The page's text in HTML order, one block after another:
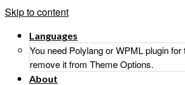
Skip to content
Languages
You need Polylang or WPML plugin
remove it from Theme Options.
About